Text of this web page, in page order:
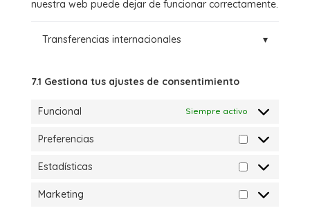
nuestra web puede dejar de funcionar correctamente.
Transferencias internacionales ▾
7.1 Gestiona tus ajustes de consentimiento
Funcional Siempre activo
Preferencias
Estadísticas
Marketing